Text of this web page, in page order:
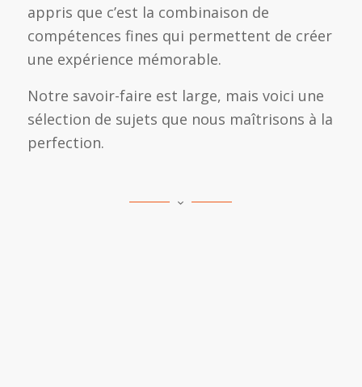
appris que c’est la combinaison de
compétences fines qui permettent de créer
une expérience mémorable.
Notre savoir-faire est large, mais voici une
sélection de sujets que nous maîtrisons à la
perfection.